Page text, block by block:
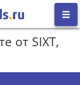
от SIXT,